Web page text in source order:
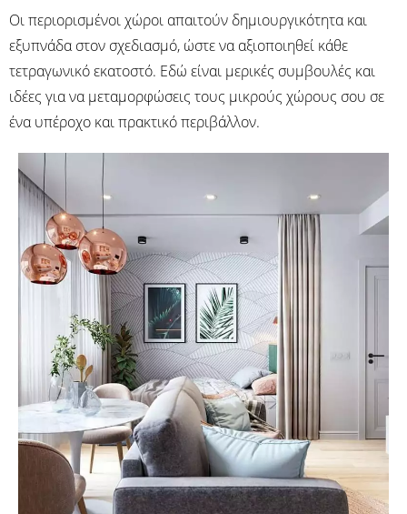
Οι περιορισμένοι χώροι απαιτούν δημιουργικότητα και
εξυπνάδα στον σχεδιασμό, ώστε να αξιοποιηθεί κάθε
τετραγωνικό εκατοστό. Εδώ είναι μερικές συμβουλές και
ιδέες για να μεταμορφώσεις τους μικρούς χώρους σου σε
ένα υπέροχο και πρακτικό περιβάλλον.